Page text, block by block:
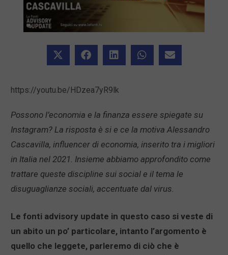
https://youtu.be/HDzea7yR9lk
Possono l’economia e la finanza essere spiegate su
Instagram? La risposta è si e ce la motiva Alessandro
Cascavilla, influencer di economia, inserito tra i migliori
in Italia nel 2021. Insieme abbiamo approfondito come
trattare queste discipline sui social e il tema le
disuguaglianze sociali, accentuate dal virus.
Le fonti advisory update in questo caso si veste di
un abito un po’ particolare, intanto l’argomento è
quello che leggete, parleremo di ciò che è